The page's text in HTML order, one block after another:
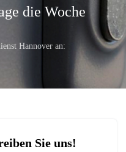
die Woche
Hannover an:
Sie uns!